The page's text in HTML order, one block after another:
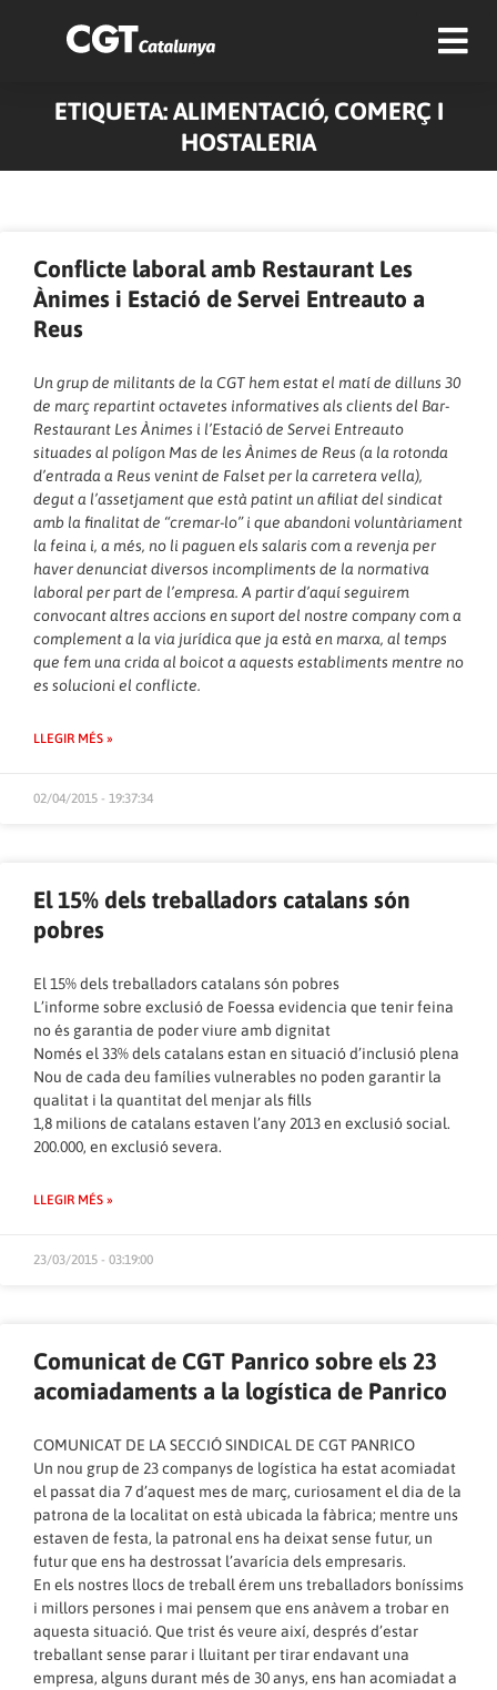
ETIQUETA: ALIMENTACIÓ, COMERÇ I
HOSTALERIA
Conflicte laboral amb Restaurant Les
Ànimes i Estació de Servei Entreauto a
Reus
Un grup de militants de la CGT hem estat el matí de dilluns 30
de març repartint octavetes informatives als clients del Bar-
Restaurant Les Ànimes i l’Estació de Servei Entreauto
situades al polígon Mas de les Ànimes de Reus (a la rotonda
d’entrada a Reus venint de Falset per la carretera vella),
degut a l’assetjament que està patint un afiliat del sindicat
amb la finalitat de “cremar-lo” i que abandoni voluntàriament
la feina i, a més, no li paguen els salaris com a revenja per
haver denunciat diversos incompliments de la normativa
laboral per part de l’empresa. A partir d’aquí seguirem
convocant altres accions en suport del nostre company com a
complement a la via jurídica que ja està en marxa, al temps
que fem una crida al boicot a aquests establiments mentre no
es solucioni el conflicte.
LLEGIR MÉS »
02/04/2015 - 19:37:34
El 15% dels treballadors catalans són
pobres
El 15% dels treballadors catalans són pobres
L’informe sobre exclusió de Foessa evidencia que tenir feina
no és garantia de poder viure amb dignitat
Només el 33% dels catalans estan en situació d’inclusió plena
Nou de cada deu famílies vulnerables no poden garantir la
qualitat i la quantitat del menjar als fills
1,8 milions de catalans estaven l’any 2013 en exclusió social.
200.000, en exclusió severa.
LLEGIR MÉS »
23/03/2015 - 03:19:00
Comunicat de CGT Panrico sobre els 23
acomiadaments a la logística de Panrico
COMUNICAT DE LA SECCIÓ SINDICAL DE CGT PANRICO
Un nou grup de 23 companys de logística ha estat acomiadat
el passat dia 7 d’aquest mes de març, curiosament el dia de la
patrona de la localitat on està ubicada la fàbrica; mentre uns
estaven de festa, la patronal ens ha deixat sense futur, un
futur que ens ha destrossat l’avarícia dels empresaris.
En els nostres llocs de treball érem uns treballadors boníssims
i millors persones i mai pensem que ens anàvem a trobar en
aquesta situació. Que trist és veure així, després d’estar
treballant sense parar i lluitant per tirar endavant una
empresa, alguns durant més de 30 anys, ens han acomiadat a